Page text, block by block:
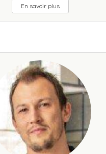
En savoir plus